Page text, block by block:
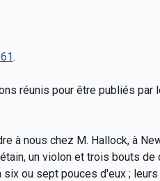
.
réunis pour être publiés par
à nous chez M. Hallock, à
un violon et trois bouts de
ou sept pouces d'eux ;